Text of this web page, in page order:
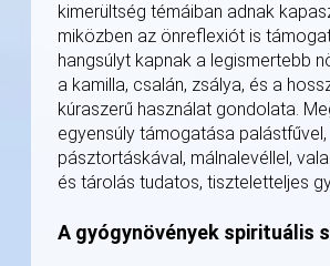
kimerültség témáiban adnak
miközben az önreflexiót is
hangsúlyt kapnak a legismertebb
a kamilla, csalán, zsálya, és a
kúraszerű használat gondolata.
egyensúly támogatása palástfűvel,
pásztortáskával, málnalevéllel,
és tárolás tudatos, tiszteletteljes
A gyógynövények spirituális